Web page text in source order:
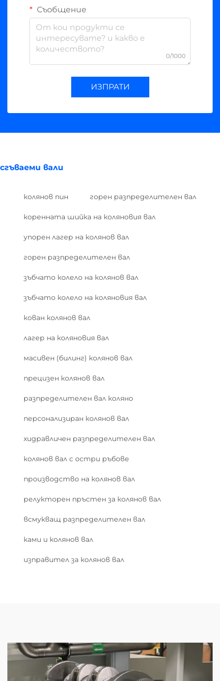
Съобщение
0/1000
ИЗПРАТИ
сгъваеми вали
колянов пин горен разпределителен вал
коренната шийка на коляновия вал
упорен лагер на колянов вал
горен разпределителен вал
зъбчато колело на колянов вал
зъбчато колело на коляновия вал
кован колянов вал
лагер на коляновия вал
масивен (билинг) колянов вал
прецизен колянов вал
разпределителен вал коляно
персонализиран колянов вал
хидравличен разпределителен вал
колянов вал с остри ръбове
производство на колянов вал
релукторен пръстен за колянов вал
всмукващ разпределителен вал
ками и колянов вал
изправител за колянов вал